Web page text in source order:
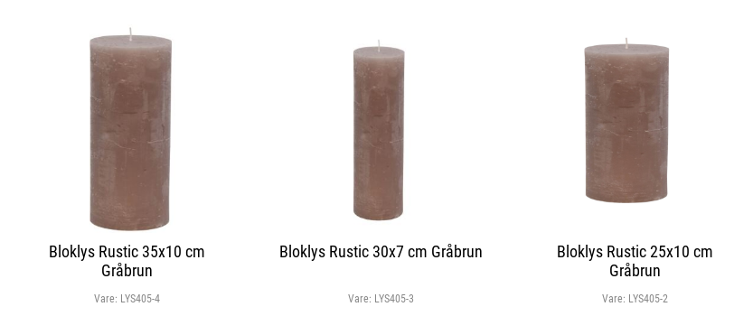
Bloklys Rustic 35x10 cm
Gråbrun
Vare: LYS405-4
Bloklys Rustic 30x7 cm Gråbrun
Vare: LYS405-3
Bloklys Rustic 25x10 cm
Gråbrun
Vare: LYS405-2